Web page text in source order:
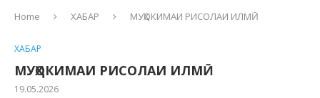
Home ХАБАР МУҲОКИМАИ РИСОЛАИ ИЛМӢ
ХАБАР
МУҲОКИМАИ РИСОЛАИ ИЛМӢ
19.05.2026